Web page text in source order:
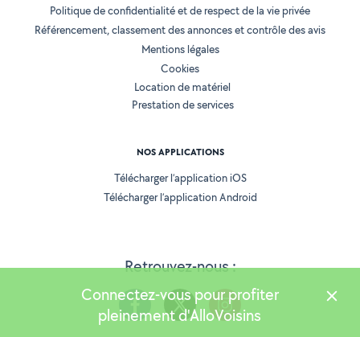
Retrouvez-nous :
Politique de confidentialité et de respect de la vie privée
Référencement, classement des annonces et contrôle des avis
Mentions légales
Cookies
Location de matériel
Prestation de services
NOS APPLICATIONS
Télécharger l’application iOS
Télécharger l’application Android
Connectez-vous pour profiter
pleinement d'AlloVoisins